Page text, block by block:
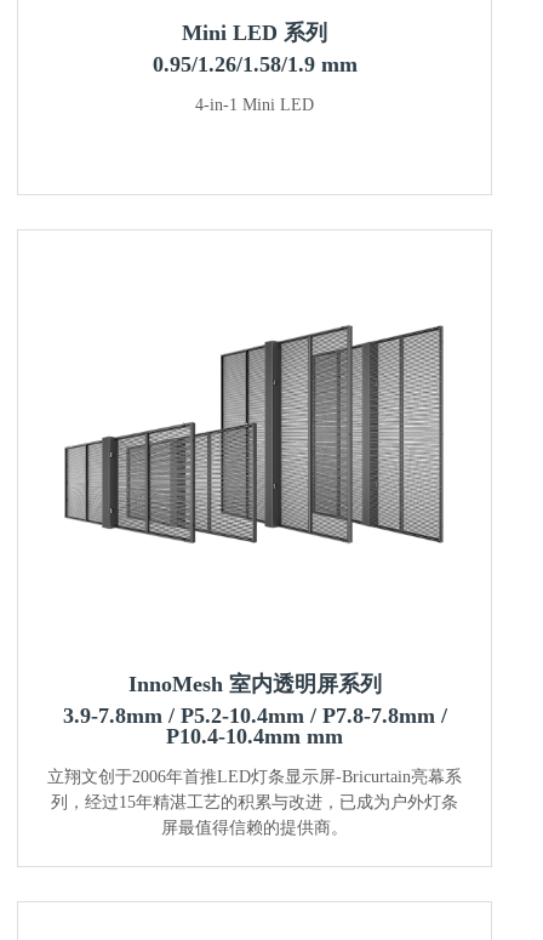
Mini LED 系列
0.95/1.26/1.58/1.9 mm
4-in-1 Mini LED
InnoMesh 室内透明屏系列
3.9-7.8mm / P5.2-10.4mm / P7.8-7.8mm /
P10.4-10.4mm mm
立翔文创于2006年首推LED灯条显示屏-Bricurtain亮幕系
列，经过15年精湛工艺的积累与改进，已成为户外灯条
屏最值得信赖的提供商。